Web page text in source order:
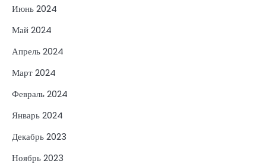
Июнь 2024
Май 2024
Апрель 2024
Март 2024
Февраль 2024
Январь 2024
Декабрь 2023
Ноябрь 2023